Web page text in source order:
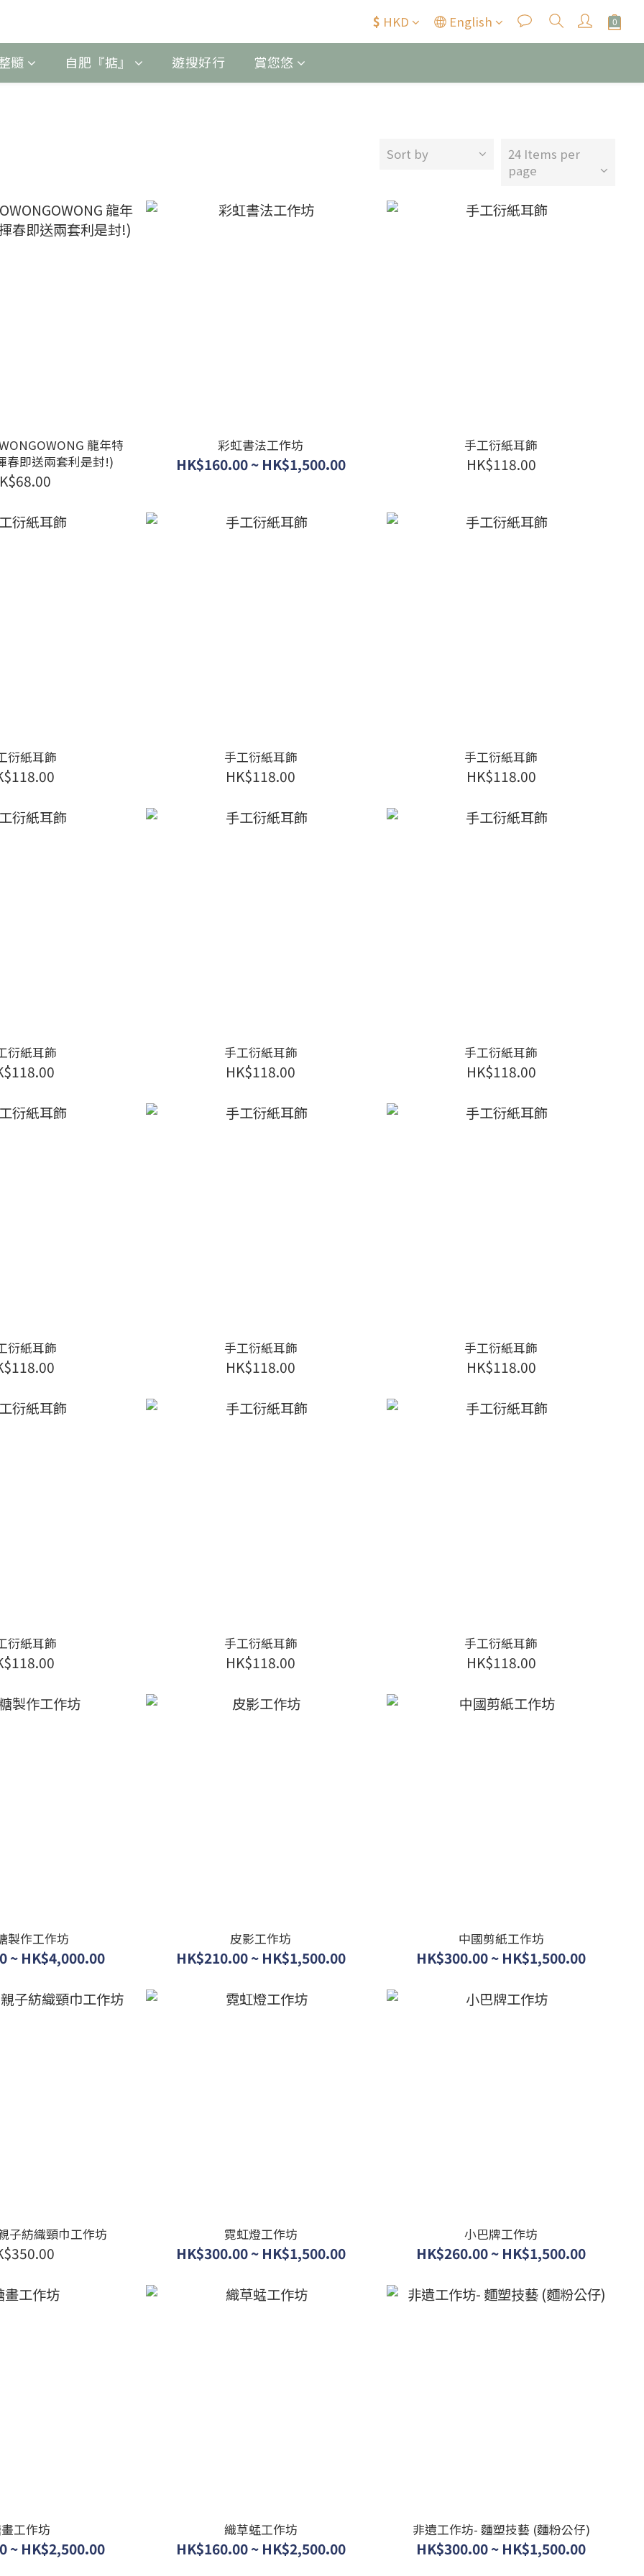
$ HKD English
髓 自肥『掂』 遊搜好行 賞您悠
Sort by
24 Items per
page
龍年特
春即送兩套利是封!)
彩虹書法工作坊
HK$160.00 ~ HK$1,500.00
手工衍紙耳飾
HK$118.00
衍紙耳飾 手工衍紙耳飾
HK$118.00
手工衍紙耳飾
HK$118.00
衍紙耳飾 手工衍紙耳飾
HK$118.00
手工衍紙耳飾
HK$118.00
衍紙耳飾 手工衍紙耳飾
HK$118.00
手工衍紙耳飾
HK$118.00
衍紙耳飾 手工衍紙耳飾
HK$118.00
手工衍紙耳飾
HK$118.00
製作工作坊
~ HK$4,000.00
皮影工作坊
HK$210.00 ~ HK$1,500.00
中國剪紙工作坊
HK$300.00 ~ HK$1,500.00
子紡織頸巾工作坊 霓虹燈工作坊
HK$300.00 ~ HK$1,500.00
小巴牌工作坊
HK$260.00 ~ HK$1,500.00
工作坊
~ HK$2,500.00
織草蜢工作坊
HK$160.00 ~ HK$2,500.00
非遺工作坊- 麵塑技藝 (麵粉公仔)
HK$300.00 ~ HK$1,500.00